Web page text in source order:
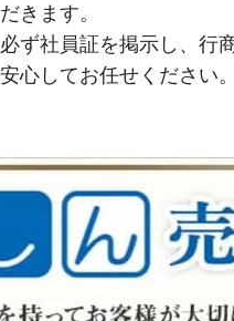
きます。
ず社員証を掲示し、行
心してお任せください。